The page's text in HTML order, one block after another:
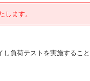
ます。
負荷テストを実施すること